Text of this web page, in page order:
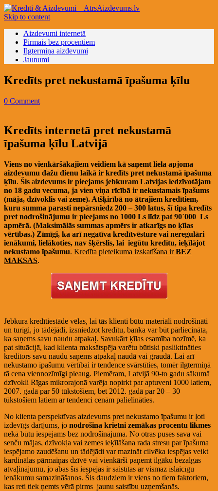
Skip to content
Aizdevumi internetā
Pirmais bez procentiem
Ilgtermiņa aizdevumi
Jaunumi
Kredīts pret nekustamā īpašuma ķīlu
0 Comment
Kredīts internetā pret nekustamā
īpašuma ķīlu Latvijā
Viens no vienkāršākajiem veidiem kā saņemt liela apjoma
aizdevumu dažu dienu laikā ir kredīts pret nekustamā īpašuma
ķīlu. Šis aizdevums ir pieejams jebkuram Latvijas iedzīvotājam
no 18 gadu vecuma, ja vien viņa rīcībā ir nekustamais īpašums
(māja, dzīvoklis vai zeme). Atšķirībā no ātrajiem kredītiem,
kuru summa parasti nepārsniedz 200 – 300 latus, šī tipa kredīts
pret nodrošinājumu ir pieejams no 1000 Ls līdz pat 90`000 Ls
apmērā. (Maksimālās summas apmērs ir atkarīgs no ķīlas
vērtības.) Zīmīgi, ka arī negatīva kredītvēsture vai neregulāri
ienākumi, lielākoties, nav šķērslis, lai iegūtu kredītu, ieķīlājot
nekustamo īpašumu. Kredīta pieteikuma izskatīšana irBEZ
MAKSAS.
Jebkura kredītiestāde vēlas, lai tās klienti būtu materiāli nodrošināti
un turīgi, jo tādējādi, izsniedzot kredītu, banka var būt pārliecināta,
ka saņems savu naudu atpakaļ. Savukārt ķīlas esamība nozīmē, ka
pat situācijā, kad klienta maksātspēja varētu būtiski pasliktināties
kreditors savu naudu saņems atpakaļ naudā vai graudā. Lai arī
nekustamo īpašumu vērtībai ir tendence svārstīties, tomēr ilgtermiņā
tā cena viennozīmīgi pieaug. Piemēram, Latvijā 90-to gadu sākumā
dzīvokli Rīgas mikrorajonā varēja nopirkt par aptuveni 1000 latiem,
2007. gadā par 50 tūkstošiem, bet 2012. gadā par 20 – 30
tūkstošiem latiem ar tendenci cenām palielināties.
No klienta perspektīvas aizdevums pret nekustamo īpašumu ir ļoti
izdevīgs darījums, jo nodrošina krietni zemākas procentu likmes
nekā būtu iespējams bez nodrošinājuma. No otras puses sava vai
senču mājas, dzīvokļa vai zemes ieķīlāšana rada stresu par īpašuma
iespējamo zaudēšanu un tādējādi var mazināt cilvēka iespējas veikt
kardinālas pārmaiņas dzīvē vai vienkārši paņemt ilgāku bezalgas
atvaļinājumu, jo abas šīs iespējas ir saistītas ar vismaz īslaicīgu
ienākumu samazināšanos. Šis daudziem ir viens no tiem faktoriem,
kas reti tiek ņemts vērā pirms jaunu saistību uzņemšanās.